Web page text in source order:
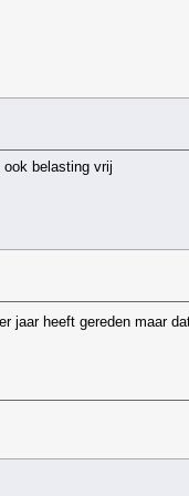
belasting vrij
jaar heeft gereden maar